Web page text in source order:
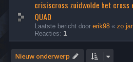
crisiscross zuidwolde het cross
QUAD
Laatste bericht door erik98 « zo
Reacties: 1
Nieuw onderwerp